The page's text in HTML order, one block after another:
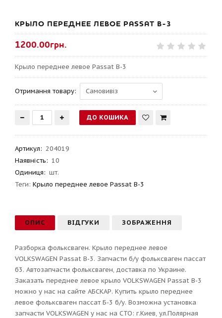
КРЫЛО ПЕРЕДНЕЕ ЛЕВОЕ PASSAT B-3
1200.00грн.
Крыло переднее левое Passat B-3
Отримання товару:
Артикул: 204019
Наявність: 10
Одиниця: шт.
Теги: Крыло переднее левое Passat B-3
ОПИС ВІДГУКИ ЗОБРАЖЕННЯ
Разборка фольксваген. Крыло переднее левое
VOLKSWAGEN Passat B-3. Запчасти б/у фольксваген пассат
б3. Автозапчасти фольксваген, доставка по Украине.
Заказать переднее левое крыло VOLKSWAGEN Passat B-3
можно у нас на сайте АБСКАР. Купить крыло переднее
левое фольксваген пассат Б-3 б/у. Возможна установка
запчасти VOLKSWAGEN у нас на СТО: г.Киев, ул.Полярная